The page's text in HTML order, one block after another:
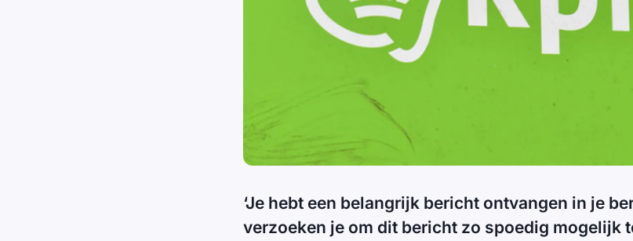
‘Je hebt een belangrijk bericht ontvangen in je
verzoeken je om dit bericht zo spoedig mogelijk